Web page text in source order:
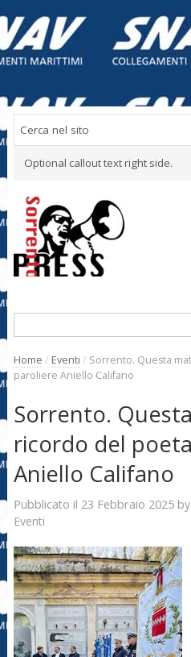
Optional callout text right side.
Home / Eventi / Sorrento. Questa
paroliere Aniello Califano
Sorrento.
ricordo del
Aniello Califano
Pubblicato il 23 Febbraio 2025by
Eventi